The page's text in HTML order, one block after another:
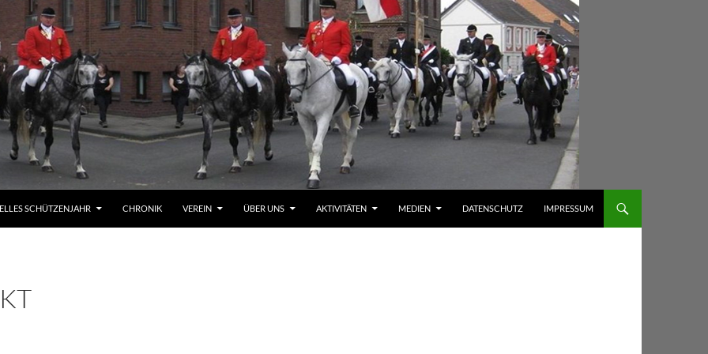
SCHÜTZENJAHR CHRONIK VEREIN ÜBER UNS AKTIVITÄTEN MEDIEN DATENSCHUTZ IMPRESSUM